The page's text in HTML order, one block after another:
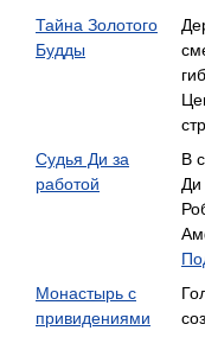
Тайна Золотого
Будды
Судья Ди за
работой
В
Ди
Монастырь с
привидениями